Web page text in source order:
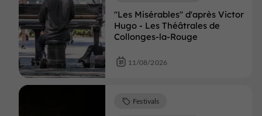
"Les Misérables" d'après Victor
Hugo - Les Théâtrales de
Collonges-la-Rouge
11/08/2026
Festivals